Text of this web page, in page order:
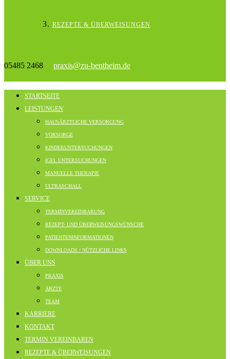
REZEPTE & ÜBERWEISUNGEN
05485 2468 praxis@zu-bentheim.de
STARTSEITE
LEISTUNGEN
HAUSÄRZTLICHE VERSORGUNG
VORSORGE
KINDERUNTERSUCHUNGEN
IGEL UNTERSUCHUNGEN
MANUELLE THERAPIE
ULTRASCHALL
SERVICE
TERMINVEREINBARUNG
REZEPT- UND ÜBERWEISUNGSWÜNSCHE
PATIENTENINFORMATIONEN
DOWNLOADS / NÜTZLICHE LINKS
ÜBER UNS
PRAXIS
ÄRZTE
TEAM
KARRIERE
KONTAKT
TERMIN VEREINBAREN
REZEPTE & ÜBERWEISUNGEN